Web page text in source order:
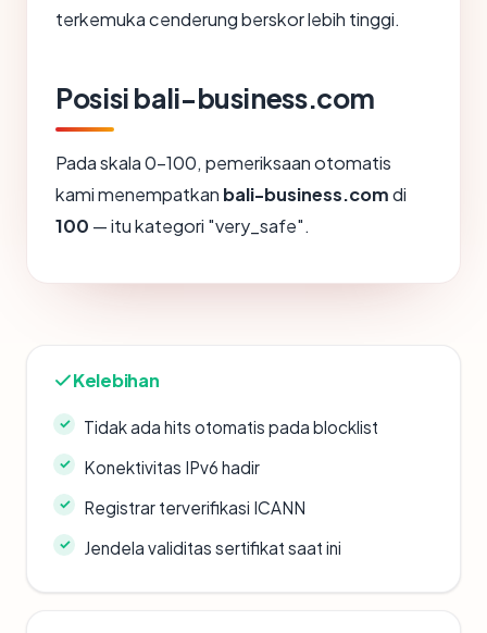
terkemuka cenderung berskor lebih tinggi.
Posisi bali-business.com
Pada skala 0-100, pemeriksaan otomatis
kami menempatkan bali-business.comdi
100 — itu kategori "very_safe".
Kelebihan
Tidak ada hits otomatis pada blocklist
Konektivitas IPv6 hadir
Registrar terverifikasi ICANN
Jendela validitas sertifikat saat ini